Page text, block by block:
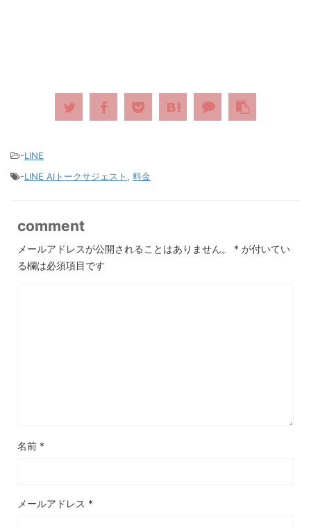
-LINE
-LINE AIトークサジェスト , 料金
comment
メールアドレスが公開されることはありません。 * が付いてい
る欄は必須項目です
名前 *
メールアドレス *